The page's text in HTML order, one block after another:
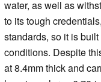
water, as well as
to its tough
standards, so it is
conditions. Despite
at 8.4mm thick and